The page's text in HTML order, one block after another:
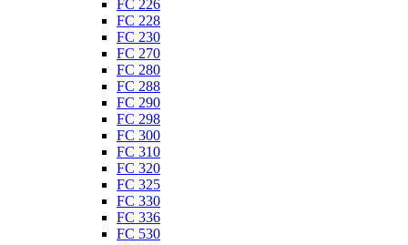
FC 226
FC 228
FC 230
FC 270
FC 280
FC 288
FC 290
FC 298
FC 300
FC 310
FC 320
FC 325
FC 330
FC 336
FC 530